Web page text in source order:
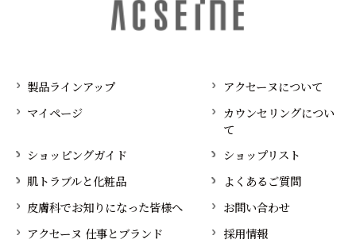
製品ラインアップ
アクセーヌについて
マイページ
カウンセリングについ
て
ショッピングガイド
ショップリスト
肌トラブルと化粧品
よくあるご質問
皮膚科でお知りになった皆様へ
お問い合わせ
アクセーヌ 仕事とブランド
採用情報